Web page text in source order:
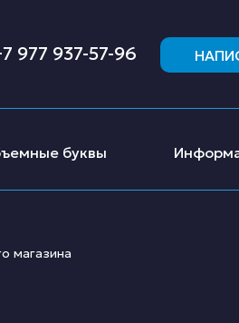
буквы
977 937-57-96
магазина